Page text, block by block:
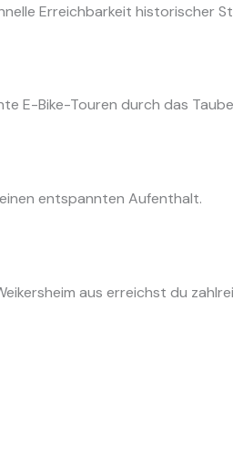
Erreichbarkeit historischer
E-Bike-Touren durch das
entspannten Aufenthalt.
aus erreichst du